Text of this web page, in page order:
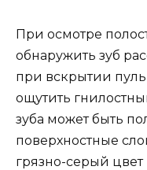
При осмотре
обнаружить зуб
при вскрытии
ощутить
зуба может быть
поверхностные
грязно-серый